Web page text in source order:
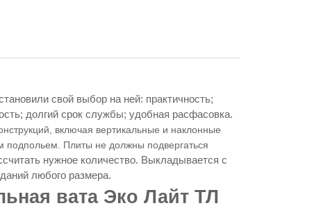
свой выбор на ней: практичность;
долгий срок службы; удобная расфасовка.
включая вертикальные и наклонные
подпольем. Плиты не должны подвергаться
нужное количество. Выкладывается с
любого размера.
вата Эко Лайт ТЛ